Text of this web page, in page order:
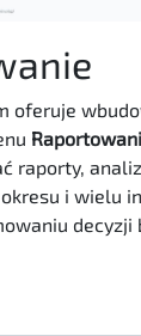
oferuje
raporty,
i wielu
decyzji